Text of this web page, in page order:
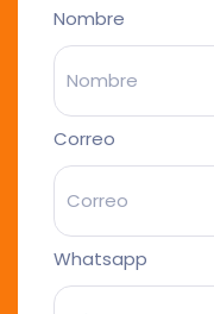
Nombre
Correo
Whatsapp